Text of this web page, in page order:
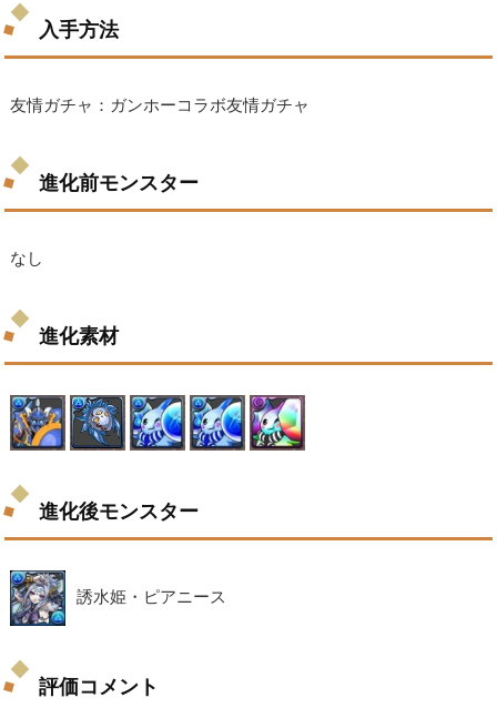
入手方法
友情ガチャ：ガンホーコラボ友情ガチャ
進化前モンスター
なし
進化素材
進化後モンスター
誘水姫・ピアニース
評価コメント